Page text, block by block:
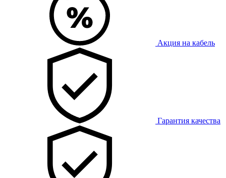
Акция на кабель
Гарантия качества